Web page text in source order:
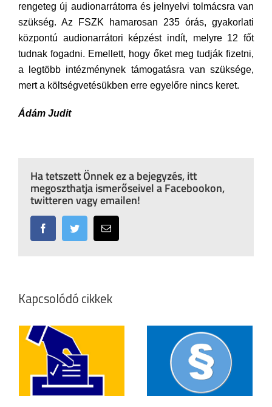
rengeteg új audionarrátorra és jelnyelvi tolmácsra van
szükség. Az FSZK hamarosan 235 órás, gyakorlati
központú audionarrátori képzést indít, melyre 12 főt
tudnak fogadni. Emellett, hogy őket meg tudják fizetni,
a legtöbb intézménynek támogatásra van szüksége,
mert a költségvetésükben erre egyelőre nincs keret.
Ádám Judit
Ha tetszett Önnek ez a bejegyzés, itt
megoszthatja ismerőseivel a Facebookon,
twitteren vagy emailen!
FacebookTwitter Email:
Kapcsolódó cikkek